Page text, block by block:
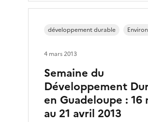
Semaine du
Développement
en Guadeloupe : 16
au 21 avril 2013
développement durable
4 mars 2013